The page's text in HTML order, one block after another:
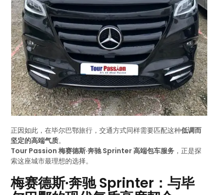
正因如此，在毕尔巴鄂旅行，交通方式同样需要匹配这种低调而
坚定的高端气质。
Tour Passion 梅赛德斯·奔驰 Sprinter 高端包车服务 ，正是探
索这座城市最理想的选择。
梅赛德斯·奔驰 Sprinter：与毕